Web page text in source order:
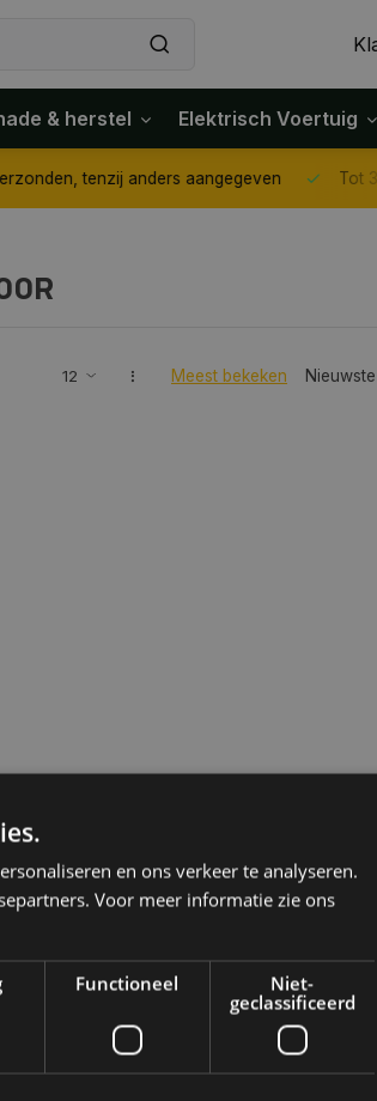
& herstel Elektrisch Voertuig
tenzij anders aangegeven Tot 30
Meest bekeken
en ons verkeer te analyseren.
Voor meer informatie zie ons
Functioneel
Niet-
geclassificeerd